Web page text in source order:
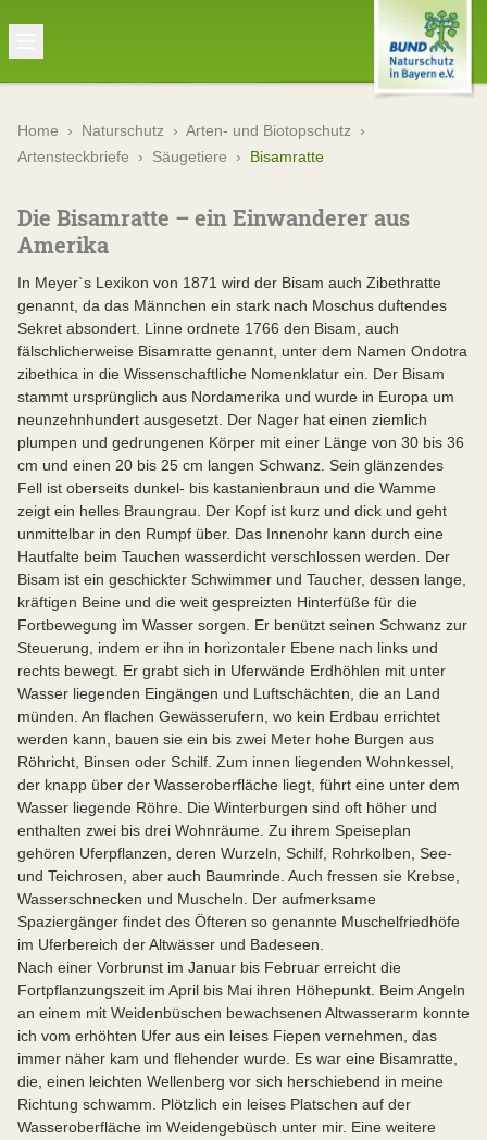
Home › Naturschutz › Arten- und Biotopschutz ›
Artensteckbriefe › Säugetiere › Bisamratte
Die Bisamratte – ein Einwanderer aus
Amerika
In Meyer`s Lexikon von 1871 wird der Bisam auch Zibethratte
genannt, da das Männchen ein stark nach Moschus duftendes
Sekret absondert. Linne ordnete 1766 den Bisam, auch
fälschlicherweise Bisamratte genannt, unter dem Namen Ondotra
zibethica in die Wissenschaftliche Nomenklatur ein. Der Bisam
stammt ursprünglich aus Nordamerika und wurde in Europa um
neunzehnhundert ausgesetzt. Der Nager hat einen ziemlich
plumpen und gedrungenen Körper mit einer Länge von 30 bis 36
cm und einen 20 bis 25 cm langen Schwanz. Sein glänzendes
Fell ist oberseits dunkel- bis kastanienbraun und die Wamme
zeigt ein helles Braungrau. Der Kopf ist kurz und dick und geht
unmittelbar in den Rumpf über. Das Innenohr kann durch eine
Hautfalte beim Tauchen wasserdicht verschlossen werden. Der
Bisam ist ein geschickter Schwimmer und Taucher, dessen lange,
kräftigen Beine und die weit gespreizten Hinterfüße für die
Fortbewegung im Wasser sorgen. Er benützt seinen Schwanz zur
Steuerung, indem er ihn in horizontaler Ebene nach links und
rechts bewegt. Er grabt sich in Uferwände Erdhöhlen mit unter
Wasser liegenden Eingängen und Luftschächten, die an Land
münden. An flachen Gewässerufern, wo kein Erdbau errichtet
werden kann, bauen sie ein bis zwei Meter hohe Burgen aus
Röhricht, Binsen oder Schilf. Zum innen liegenden Wohnkessel,
der knapp über der Wasseroberfläche liegt, führt eine unter dem
Wasser liegende Röhre. Die Winterburgen sind oft höher und
enthalten zwei bis drei Wohnräume. Zu ihrem Speiseplan
gehören Uferpflanzen, deren Wurzeln, Schilf, Rohrkolben, See-
und Teichrosen, aber auch Baumrinde. Auch fressen sie Krebse,
Wasserschnecken und Muscheln. Der aufmerksame
Spaziergänger findet des Öfteren so genannte Muschelfriedhöfe
im Uferbereich der Altwässer und Badeseen.
Nach einer Vorbrunst im Januar bis Februar erreicht die
Fortpflanzungszeit im April bis Mai ihren Höhepunkt. Beim Angeln
an einem mit Weidenbüschen bewachsenen Altwasserarm konnte
ich vom erhöhten Ufer aus ein leises Fiepen vernehmen, das
immer näher kam und flehender wurde. Es war eine Bisamratte,
die, einen leichten Wellenberg vor sich herschiebend in meine
Richtung schwamm. Plötzlich ein leises Platschen auf der
Wasseroberfläche im Weidengebüsch unter mir. Eine weitere